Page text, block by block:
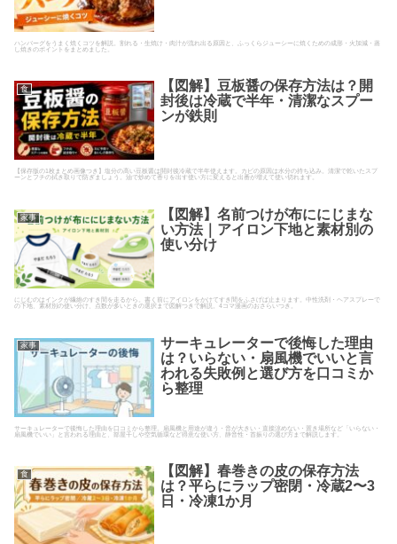
ハンバーグをうまく焼くコツを解説。割れる・生焼け・肉汁が流れ出る原因と、ふっくらジューシーに焼くための成形・火加減・蒸
し焼きのポイントをまとめました。
食
【図解】豆板醤の保存方法は？開
封後は冷蔵で半年・清潔なスプー
ンが鉄則
【保存版の1枚まとめ画像つき】塩分の高い豆板醤は開封後冷蔵で半年使えます。カビの原因は水分の持ち込み。清潔で乾いたスプ
ーンとフチの拭き取りで防ぎましょう。油で炒めて香りを出す使い方に変えると出番が増えて使い切れます。
家事
【図解】名前つけが布ににじまな
い方法｜アイロン下地と素材別の
使い分け
にじむのはインクが繊維のすき間を走るから。書く前にアイロンをかけてすき間をふさげば止まります。中性洗剤・ヘアスプレーで
の下地、素材別の使い分け、点数が多いときの選択まで図解つきで解説。4コマ漫画のおさらいつき。
家事
サーキュレーターで後悔した理由
は？いらない・扇風機でいいと言
われる失敗例と選び方を口コミか
ら整理
サーキュレーターで後悔した理由を口コミから整理。扇風機と用途が違う・音が大きい・直接涼めない・置き場所など「いらない・
扇風機でいい」と言われる理由と、部屋干しや空気循環など得意な使い方、静音性・首振りの選び方まで解説します。
食
【図解】春巻きの皮の保存方法
は？平らにラップ密閉・冷蔵2〜3
日・冷凍1か月